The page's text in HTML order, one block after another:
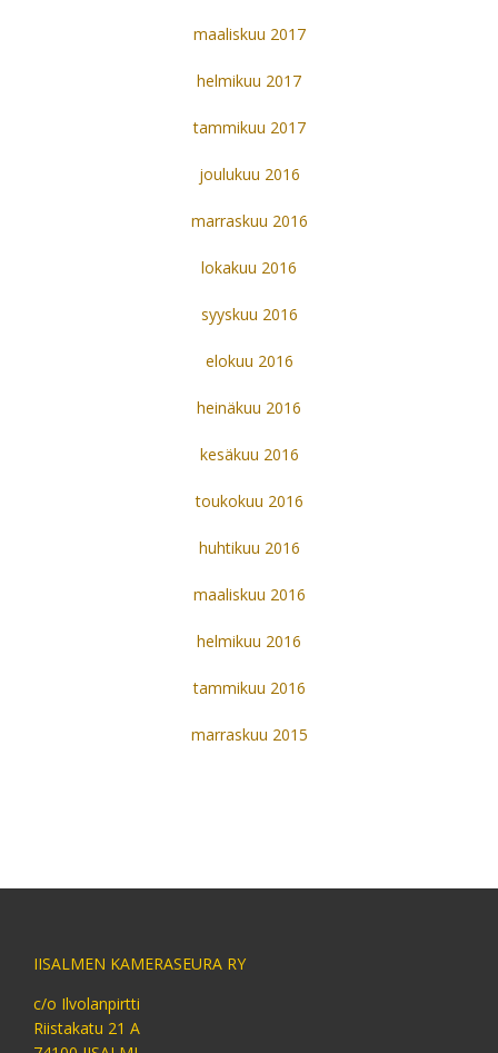
maaliskuu 2017
helmikuu 2017
tammikuu 2017
joulukuu 2016
marraskuu 2016
lokakuu 2016
syyskuu 2016
elokuu 2016
heinäkuu 2016
kesäkuu 2016
toukokuu 2016
huhtikuu 2016
maaliskuu 2016
helmikuu 2016
tammikuu 2016
marraskuu 2015
IISALMEN KAMERASEURA RY
c/o Ilvolanpirtti
Riistakatu 21 A